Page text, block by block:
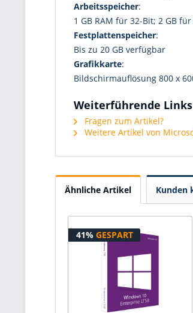
Arbeitsspeicher:
1 GB RAM für 32-Bit; 2 GB
Festplattenspeicher:
Bis zu 20 GB verfügbar
Grafikkarte:
Bildschirmauflösung 800 x
Weiterführende
Fragen zum Artikel?
Weitere Artikel von
Ähnliche Artikel Kunden
41% GESPART